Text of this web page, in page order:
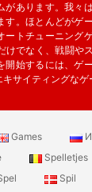
があります。我々
。ほとんどがゲ
ートチューニング
けでなく、戦闘や
開始するには、ゲ
サイティングなゲ
Games
Spelletjes
Spil